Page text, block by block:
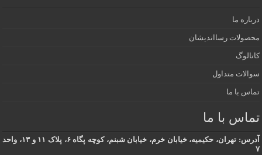
درباره ما
محصولات رسااندیشان
کاتالوگ
سوالات متداول
تماس با ما
تماس با ما
آدرس: تهران، حکیمیه، خیابان خرم، خیابان شبنم، کوچه پگاه ۶، پلاک ۱۱ و ۱۳، واحد
۷